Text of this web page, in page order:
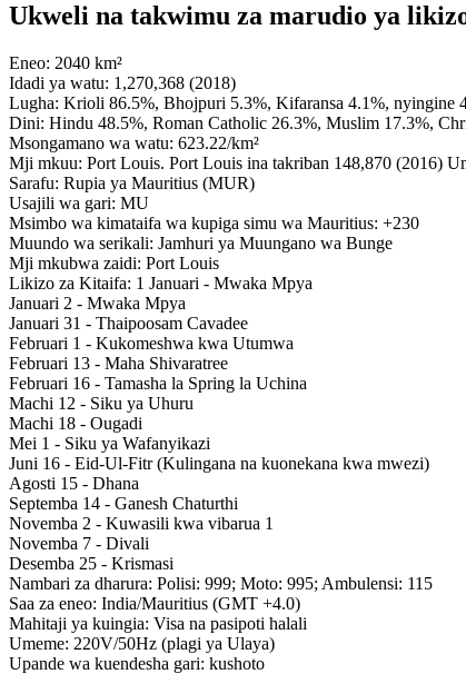
Ukweli na takwimu za marudio ya
Eneo: 2040 km²
Idadi ya watu: 1,270,368 (2018)
Lugha: Krioli 86.5%, Bhojpuri 5.3%, Kifaransa 4.1%, nyingine
Dini: Hindu 48.5%, Roman Catholic 26.3%, Muslim 17.3%,
Msongamano wa watu: 623.22/km²
Mji mkuu: Port Louis. Port Louis ina takriban 148,870 (2016)
Sarafu: Rupia ya Mauritius (MUR)
Usajili wa gari: MU
Msimbo wa kimataifa wa kupiga simu wa Mauritius: +230
Muundo wa serikali: Jamhuri ya Muungano wa Bunge
Mji mkubwa zaidi: Port Louis
Likizo za Kitaifa: 1 Januari - Mwaka Mpya
Januari 2 - Mwaka Mpya
Januari 31 - Thaipoosam Cavadee
Februari 1 - Kukomeshwa kwa Utumwa
Februari 13 - Maha Shivaratree
Februari 16 - Tamasha la Spring la Uchina
Machi 12 - Siku ya Uhuru
Machi 18 - Ougadi
Mei 1 - Siku ya Wafanyikazi
Juni 16 - Eid-Ul-Fitr (Kulingana na kuonekana kwa mwezi)
Agosti 15 - Dhana
Septemba 14 - Ganesh Chaturthi
Novemba 2 - Kuwasili kwa vibarua 1
Novemba 7 - Divali
Desemba 25 - Krismasi
Nambari za dharura: Polisi: 999; Moto: 995; Ambulensi: 115
Saa za eneo: India/Mauritius (GMT +4.0)
Mahitaji ya kuingia: Visa na pasipoti halali
Umeme: 220V/50Hz (plagi ya Ulaya)
Upande wa kuendesha gari: kushoto